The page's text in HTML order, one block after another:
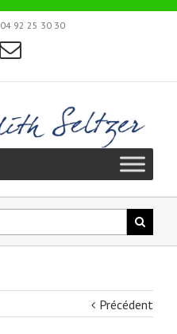
04 92 25 30 30
Précédent